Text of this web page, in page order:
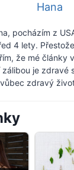
Hana
pocházím z
4 lety.
že mé články
zálibou je zdravé
vůbec zdravý